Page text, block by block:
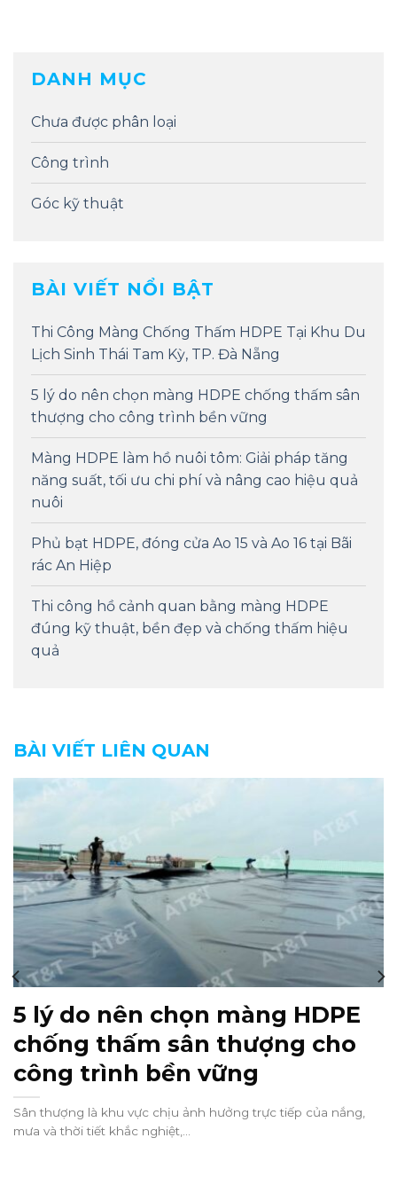
DANH MỤC
Chưa được phân loại
Công trình
Góc kỹ thuật
BÀI VIẾT NỔI BẬT
Thi Công Màng Chống Thấm HDPE Tại Khu Du
Lịch Sinh Thái Tam Kỳ, TP. Đà Nẵng
5 lý do nên chọn màng HDPE chống thấm sân
thượng cho công trình bền vững
Màng HDPE làm hồ nuôi tôm: Giải pháp tăng
năng suất, tối ưu chi phí và nâng cao hiệu quả
nuôi
Phủ bạt HDPE, đóng cửa Ao 15 và Ao 16 tại Bãi
rác An Hiệp
Thi công hồ cảnh quan bằng màng HDPE
đúng kỹ thuật, bền đẹp và chống thấm hiệu
quả
BÀI VIẾT LIÊN QUAN
5 lý do nên chọn màng HDPE
chống thấm sân thượng cho
công trình bền vững
Sân thượng là khu vực chịu ảnh hưởng trực tiếp của nắng,
mưa và thời tiết khắc nghiệt,...